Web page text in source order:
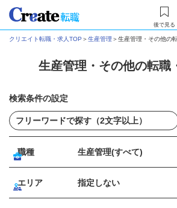
後で見る
クリエイト転職・求人TOP ＞生産管理 ＞生産管理・その他の
生産管理・その他の転職
検索条件の設定
職種 生産管理(すべて)
エリア 指定しない